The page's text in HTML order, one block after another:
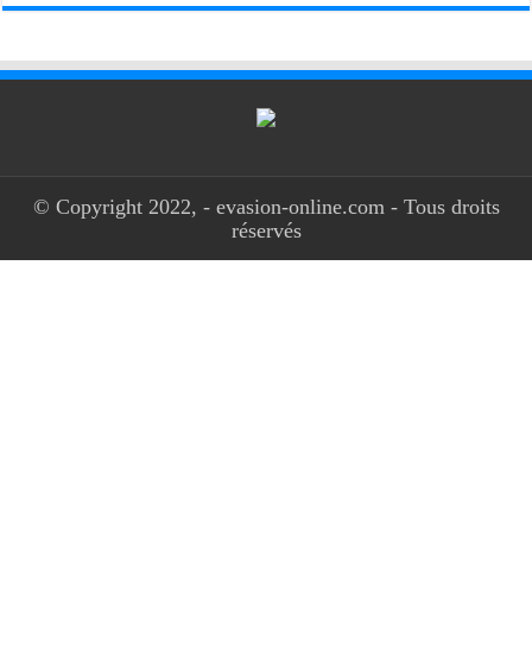
© Copyright 2022, - evasion-online.com - Tous droits
réservés